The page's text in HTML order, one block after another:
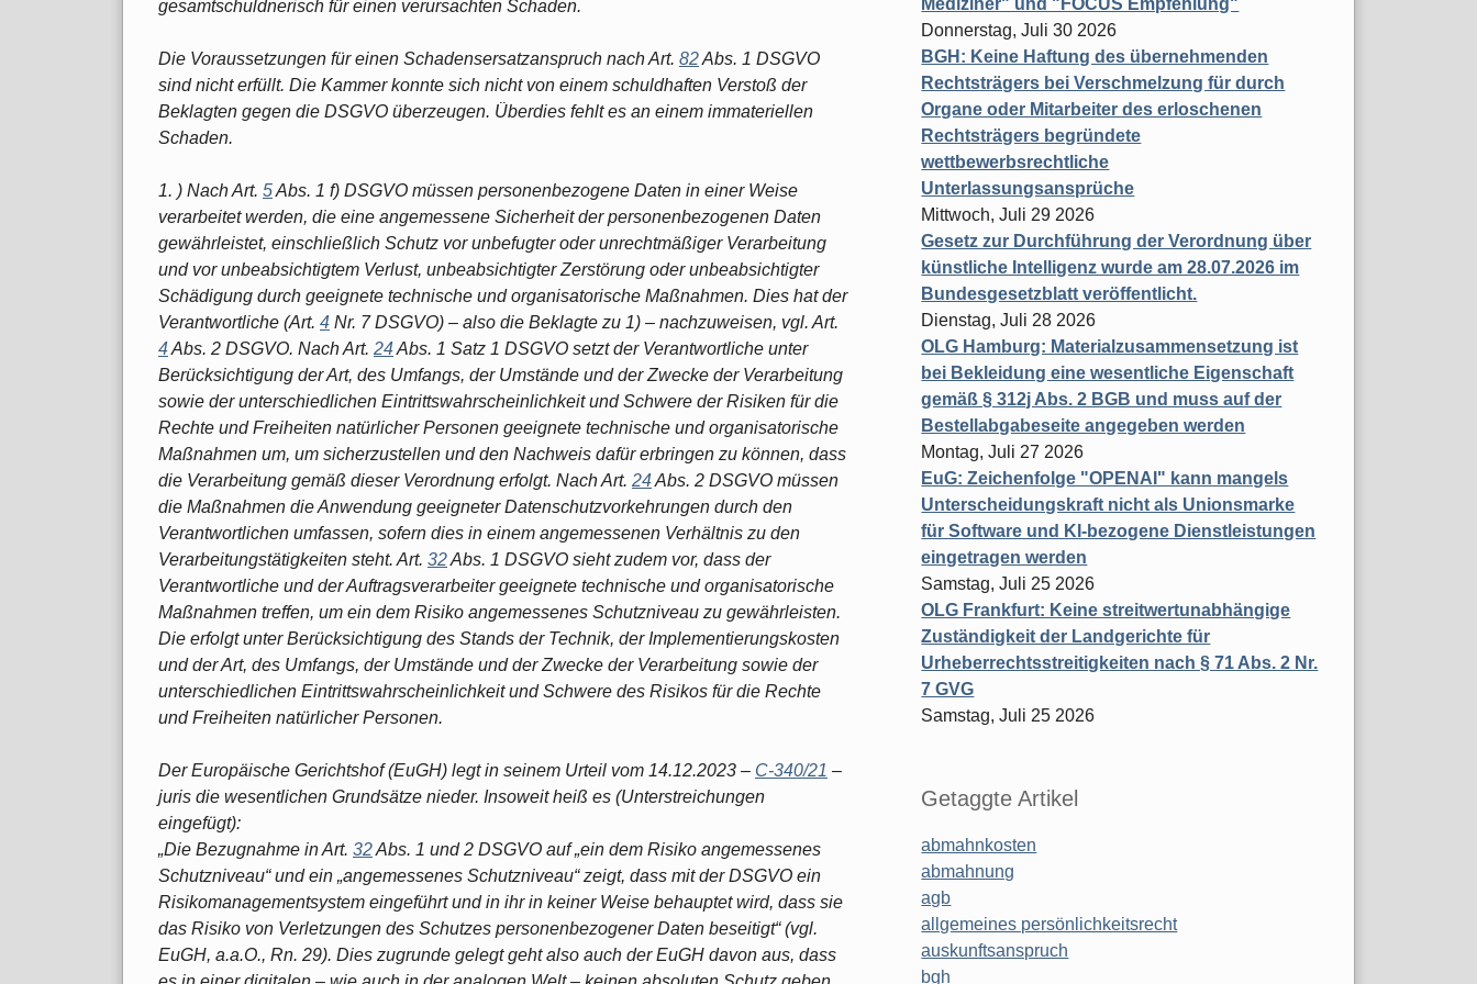
gesamtschuldnerisch für einen verursachten Schaden.
Die Voraussetzungen für einen Schadensersatzanspruch nach Art. 82Abs. 1 DSGVO
sind nicht erfüllt. Die Kammer konnte sich nicht von einem schuldhaften Verstoß der
Beklagten gegen die DSGVO überzeugen. Überdies fehlt es an einem immateriellen
Schaden.
1. ) Nach Art. 5Abs. 1 f) DSGVO müssen personenbezogene Daten in einer Weise
verarbeitet werden, die eine angemessene Sicherheit der personenbezogenen Daten
gewährleistet, einschließlich Schutz vor unbefugter oder unrechtmäßiger Verarbeitung
und vor unbeabsichtigtem Verlust, unbeabsichtigter Zerstörung oder unbeabsichtigter
Schädigung durch geeignete technische und organisatorische Maßnahmen. Dies hat der
Verantwortliche (Art. 4 Nr. 7 DSGVO) – also die Beklagte zu 1) – nachzuweisen, vgl. Art.
4Abs. 2 DSGVO. Nach Art. 24Abs. 1 Satz 1 DSGVO setzt der Verantwortliche unter
Berücksichtigung der Art, des Umfangs, der Umstände und der Zwecke der Verarbeitung
sowie der unterschiedlichen Eintrittswahrscheinlichkeit und Schwere der Risiken für die
Rechte und Freiheiten natürlicher Personen geeignete technische und organisatorische
Maßnahmen um, um sicherzustellen und den Nachweis dafür erbringen zu können, dass
die Verarbeitung gemäß dieser Verordnung erfolgt. Nach Art. 24Abs. 2 DSGVO müssen
die Maßnahmen die Anwendung geeigneter Datenschutzvorkehrungen durch den
Verantwortlichen umfassen, sofern dies in einem angemessenen Verhältnis zu den
Verarbeitungstätigkeiten steht. Art. 32Abs. 1 DSGVO sieht zudem vor, dass der
Verantwortliche und der Auftragsverarbeiter geeignete technische und organisatorische
Maßnahmen treffen, um ein dem Risiko angemessenes Schutzniveau zu gewährleisten.
Die erfolgt unter Berücksichtigung des Stands der Technik, der Implementierungskosten
und der Art, des Umfangs, der Umstände und der Zwecke der Verarbeitung sowie der
unterschiedlichen Eintrittswahrscheinlichkeit und Schwere des Risikos für die Rechte
und Freiheiten natürlicher Personen.
Der Europäische Gerichtshof (EuGH) legt in seinem Urteil vom 14.12.2023 – C-340/21 –
juris die wesentlichen Grundsätze nieder. Insoweit heiß es (Unterstreichungen
eingefügt):
„Die Bezugnahme in Art. 32Abs. 1 und 2 DSGVO auf „ein dem Risiko angemessenes
Schutzniveau“ und ein „angemessenes Schutzniveau“ zeigt, dass mit der DSGVO ein
Risikomanagementsystem eingeführt und in ihr in keiner Weise behauptet wird, dass sie
das Risiko von Verletzungen des Schutzes personenbezogener Daten beseitigt“ (vgl.
EuGH, a.a.O., Rn. 29). Dies zugrunde gelegt geht also auch der EuGH davon aus, dass
Mediziner" und "FOCUS Empfehlung"
Donnerstag, Juli 30 2026
BGH: Keine Haftung des übernehmenden
Rechtsträgers bei Verschmelzung für durch
Organe oder Mitarbeiter des erloschenen
Rechtsträgers begründete
wettbewerbsrechtliche
Unterlassungsansprüche
Mittwoch, Juli 29 2026
Gesetz zur Durchführung der Verordnung über
künstliche Intelligenz wurde am 28.07.2026 im
Bundesgesetzblatt veröffentlicht.
Dienstag, Juli 28 2026
OLG Hamburg: Materialzusammensetzung ist
bei Bekleidung eine wesentliche Eigenschaft
gemäß § 312j Abs. 2 BGB und muss auf der
Bestellabgabeseite angegeben werden
Montag, Juli 27 2026
EuG: Zeichenfolge "OPENAI" kann mangels
Unterscheidungskraft nicht als Unionsmarke
für Software und KI-bezogene Dienstleistungen
eingetragen werden
Samstag, Juli 25 2026
OLG Frankfurt: Keine streitwertunabhängige
Zuständigkeit der Landgerichte für
Urheberrechtsstreitigkeiten nach § 71 Abs. 2 Nr.
7 GVG
Samstag, Juli 25 2026
Getaggte Artikel
abmahnkosten
abmahnung
agb
allgemeines persönlichkeitsrecht
auskunftsanspruch
bgh